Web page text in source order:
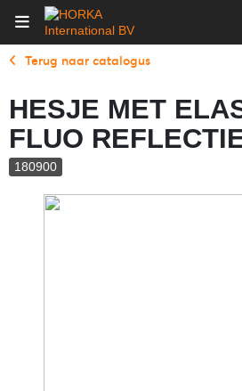
Terug naar catalogus
HESJE MET
FLUO
180900